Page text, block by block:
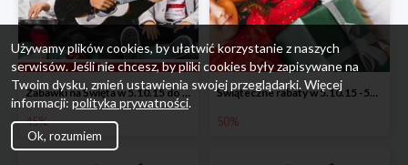
Zabawki na Święta w 5.10.15 do -45%
45%
Świąteczne rabaty w 5.10.15 -50%
50%
Używamy plików cookies, by ułatwić korzystanie z naszych
serwisów. Jeśli nie chcesz, by pliki cookies były zapisywane na
Twoim dysku, zmień ustawienia swojej przeglądarki. Więcej
informacji: polityka prywatności.
Ok, rozumiem